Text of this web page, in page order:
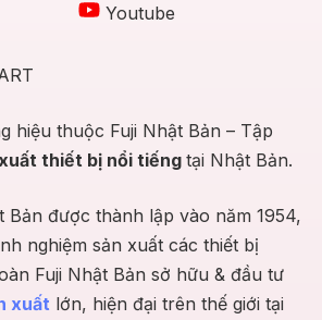
Youtube
hiệu thuộc Fuji Nhật Bản – Tập
thiết bị nổi tiếng tại Nhật Bản.
Bản được thành lập vào năm 1954,
nghiệm sản xuất các thiết bị
Fuji Nhật Bản sở hữu & đầu tư
xuất lớn, hiện đại trên thế giới tại